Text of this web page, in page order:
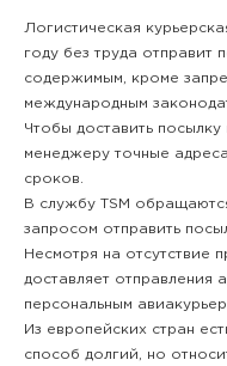
Логистическая
году без труда отправит
содержимым, кроме
международным
Чтобы доставить
менеджеру точные
сроков.
В службу TSM
запросом отправить
Несмотря на отсутствие
доставляет отправления
персональным
Из европейских стран
способ долгий, но